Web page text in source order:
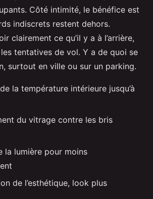
Côté intimité, le bénéfice est
indiscrets restent dehors.
clairement ce qu’il y a à l’arrière,
tentatives de vol. Y a de quoi se
surtout en ville ou sur un parking.
la température intérieure jusqu’à
du vitrage contre les bris
la lumière pour moins
de l’esthétique, look plus